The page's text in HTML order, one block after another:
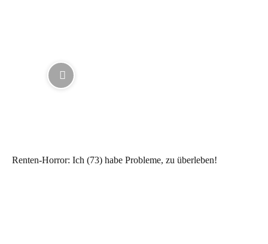
Renten-Horror: Ich (73) habe Probleme, zu überleben!